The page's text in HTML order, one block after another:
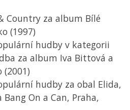
Country za album Bílé
(1997)
hudby v kategorii
za album Iva Bittová a
(2001)
hudby za obal Elida,
On a Can, Praha,